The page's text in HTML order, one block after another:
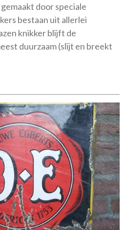
door speciale
bestaan uit allerlei
knikker blijft de
duurzaam (slijt en breekt